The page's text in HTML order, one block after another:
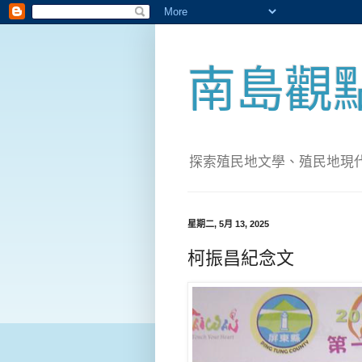
南島觀
探索殖民地文學、殖民地現
星期二, 5月 13, 2025
柯振昌紀念文